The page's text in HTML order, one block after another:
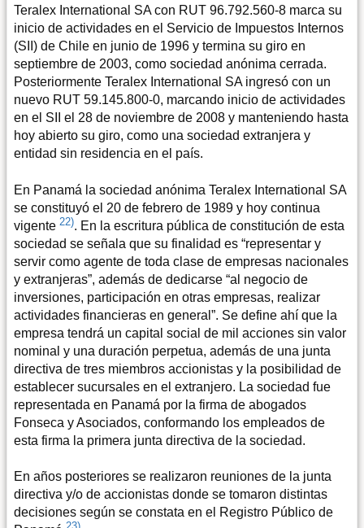
Teralex International SA con RUT 96.792.560-8 marca su
inicio de actividades en el Servicio de Impuestos Internos
(SII) de Chile en junio de 1996 y termina su giro en
septiembre de 2003, como sociedad anónima cerrada.
Posteriormente Teralex International SA ingresó con un
nuevo RUT 59.145.800-0, marcando inicio de actividades
en el SII el 28 de noviembre de 2008 y manteniendo hasta
hoy abierto su giro, como una sociedad extranjera y
entidad sin residencia en el país.
En Panamá la sociedad anónima Teralex International SA
se constituyó el 20 de febrero de 1989 y hoy continua
vigente 22). En la escritura pública de constitución de esta
sociedad se señala que su finalidad es “representar y
servir como agente de toda clase de empresas nacionales
y extranjeras”, además de dedicarse “al negocio de
inversiones, participación en otras empresas, realizar
actividades financieras en general”. Se define ahí que la
empresa tendrá un capital social de mil acciones sin valor
nominal y una duración perpetua, además de una junta
directiva de tres miembros accionistas y la posibilidad de
establecer sucursales en el extranjero. La sociedad fue
representada en Panamá por la firma de abogados
Fonseca y Asociados, conformando los empleados de
esta firma la primera junta directiva de la sociedad.
En años posteriores se realizaron reuniones de la junta
directiva y/o de accionistas donde se tomaron distintas
decisiones según se constata en el Registro Público de